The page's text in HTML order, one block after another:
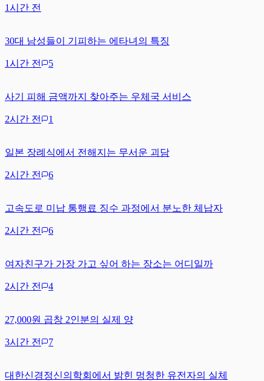
1시간 전
30대 남성들이 기피하는 에타녀의 특징
1시간 전 5
사기 피해 금액까지 찾아주는 우체국 서비스
2시간 전 1
일본 장례식에서 전해지는 무서운 괴담
2시간 전 6
고속도로 미납 통행료 징수 과정에서 분노한 체납자
2시간 전 6
여자친구가 가장 가고 싶어 하는 장소는 어디일까
2시간 전 4
27,000원 곱창 2인분의 실제 양
3시간 전 7
대한신경정신의학회에서 밝힌 멍청한 유전자의 실체